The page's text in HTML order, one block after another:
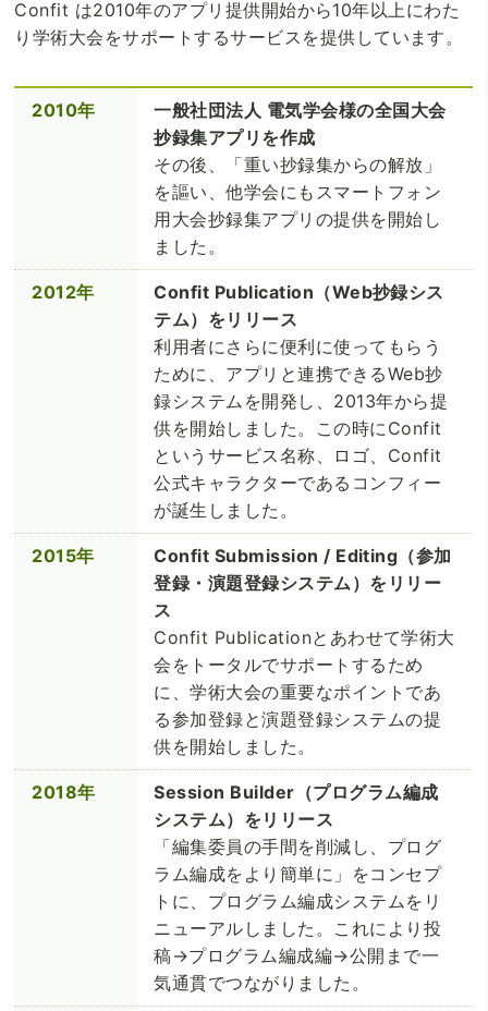
Confit は2010年のアプリ提供開始から10年以上にわた
り学術大会をサポートするサービスを提供しています。
2010年
一般社団法人 電気学会様の全国大会
抄録集アプリを作成
その後、「重い抄録集からの解放」
を謳い、他学会にもスマートフォン
用大会抄録集アプリの提供を開始し
ました。
2012年
Confit Publication（Web抄録シス
テム）をリリース
利用者にさらに便利に使ってもらう
ために、アプリと連携できるWeb抄
録システムを開発し、2013年から提
供を開始しました。この時にConfit
というサービス名称、ロゴ、Confit
公式キャラクターであるコンフィー
が誕生しました。
2015年
Confit Submission / Editing（参加
登録・演題登録システム）をリリー
ス
Confit Publicationとあわせて学術大
会をトータルでサポートするため
に、学術大会の重要なポイントであ
る参加登録と演題登録システムの提
供を開始しました。
2018年
Session Builder（プログラム編成
システム）をリリース
「編集委員の手間を削減し、プログ
ラム編成をより簡単に」をコンセプ
トに、プログラム編成システムをリ
ニューアルしました。これにより投
稿→プログラム編成編→公開まで一
気通貫でつながりました。